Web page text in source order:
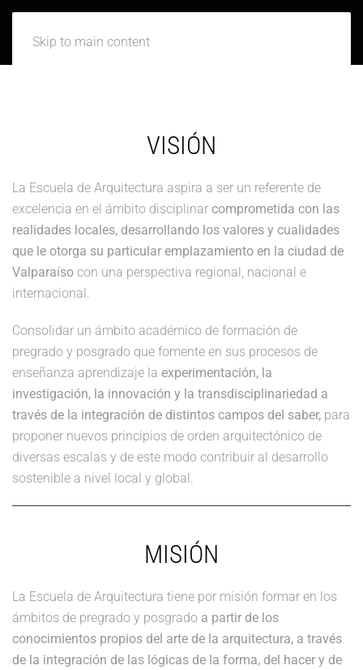
Skip to main content
VISIÓN
La Escuela de Arquitectura aspira a ser un referente de
excelencia en el ámbito disciplinar comprometida con las
realidades locales, desarrollando los valores y cualidades
que le otorga su particular emplazamiento en la ciudad de
Valparaíso con una perspectiva regional, nacional e
internacional.
Consolidar un ámbito académico de formación de
pregrado y posgrado que fomente en sus procesos de
enseñanza aprendizaje la experimentación, la
investigación, la innovación y la transdisciplinariedad a
través de la integración de distintos campos del saber, para
proponer nuevos principios de orden arquitectónico de
diversas escalas y de este modo contribuir al desarrollo
sostenible a nivel local y global.
MISIÓN
La Escuela de Arquitectura tiene por misión formar en los
ámbitos de pregrado y posgrado a partir de los
conocimientos propios del arte de la arquitectura, a través
de la integración de las lógicas de la forma, del hacer y de